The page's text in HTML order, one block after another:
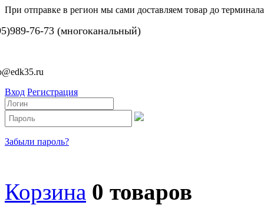
При отправке в регион мы сами доставляем товар до
76-73 (многоканальный)
Вход Регистрация
Забыли пароль?
Корзина 0 товаров